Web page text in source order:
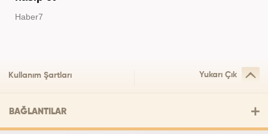
Haber7
Kullanım Şartları Yukarı Çık
BAĞLANTILAR